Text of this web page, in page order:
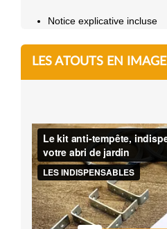
Notice explicative incluse
LES ATOUTS EN IMAGE